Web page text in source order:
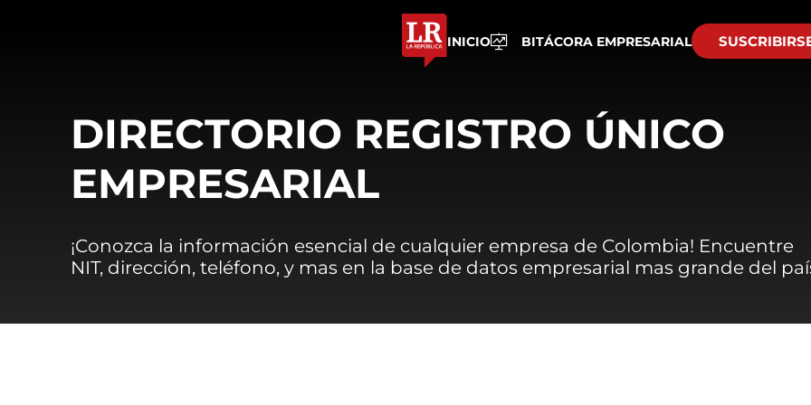
INICIO BITÁCORA EMPRESARIAL
DIRECTORIO REGISTRO ÚNICO
EMPRESARIAL
¡Conozca la información esencial de cualquier empresa de Colombia! Encuentre
NIT, dirección, teléfono, y mas en la base de datos empresarial mas grande del